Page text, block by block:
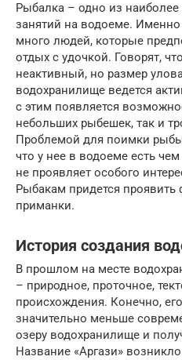
Рыбалка – одно из
занятий на водоеме.
много людей, которые
отдых с удочкой. Говорят,
неактивный, но размер
водохранилище ведется
с этим появляется
небольших рыбешек, так и
Проблемой для поимки
что у нее в водоеме есть
не проявляет особого
Рыбакам придется
приманки.
История создания
В прошлом на месте
– природное, проточное,
происхождения. Конечно,
значительно меньше
озеру водохранилище и
Название «Аргази»